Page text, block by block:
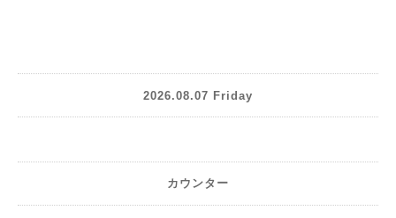
2026.08.07 Friday
カウンター